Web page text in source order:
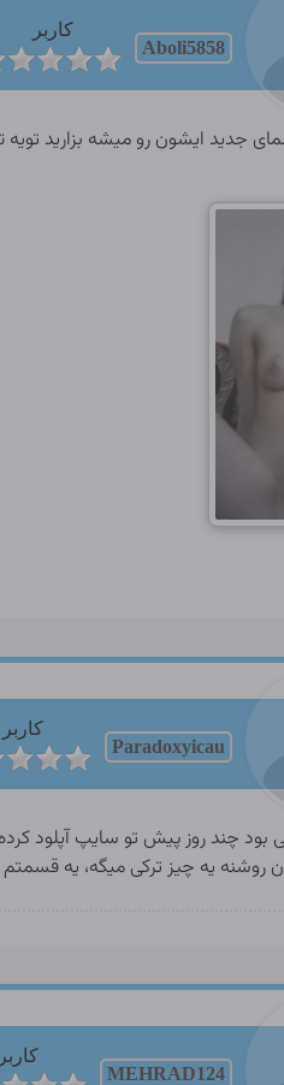
Aboli5858
کاربر
جدید ایشون رو میشه بزارید
Paradoxyicau
کاربر
بود چند روز پیش تو سایپ آپلود
روشنه یه چیز ترکی میگه، یه
MEHRAD124
کاربر